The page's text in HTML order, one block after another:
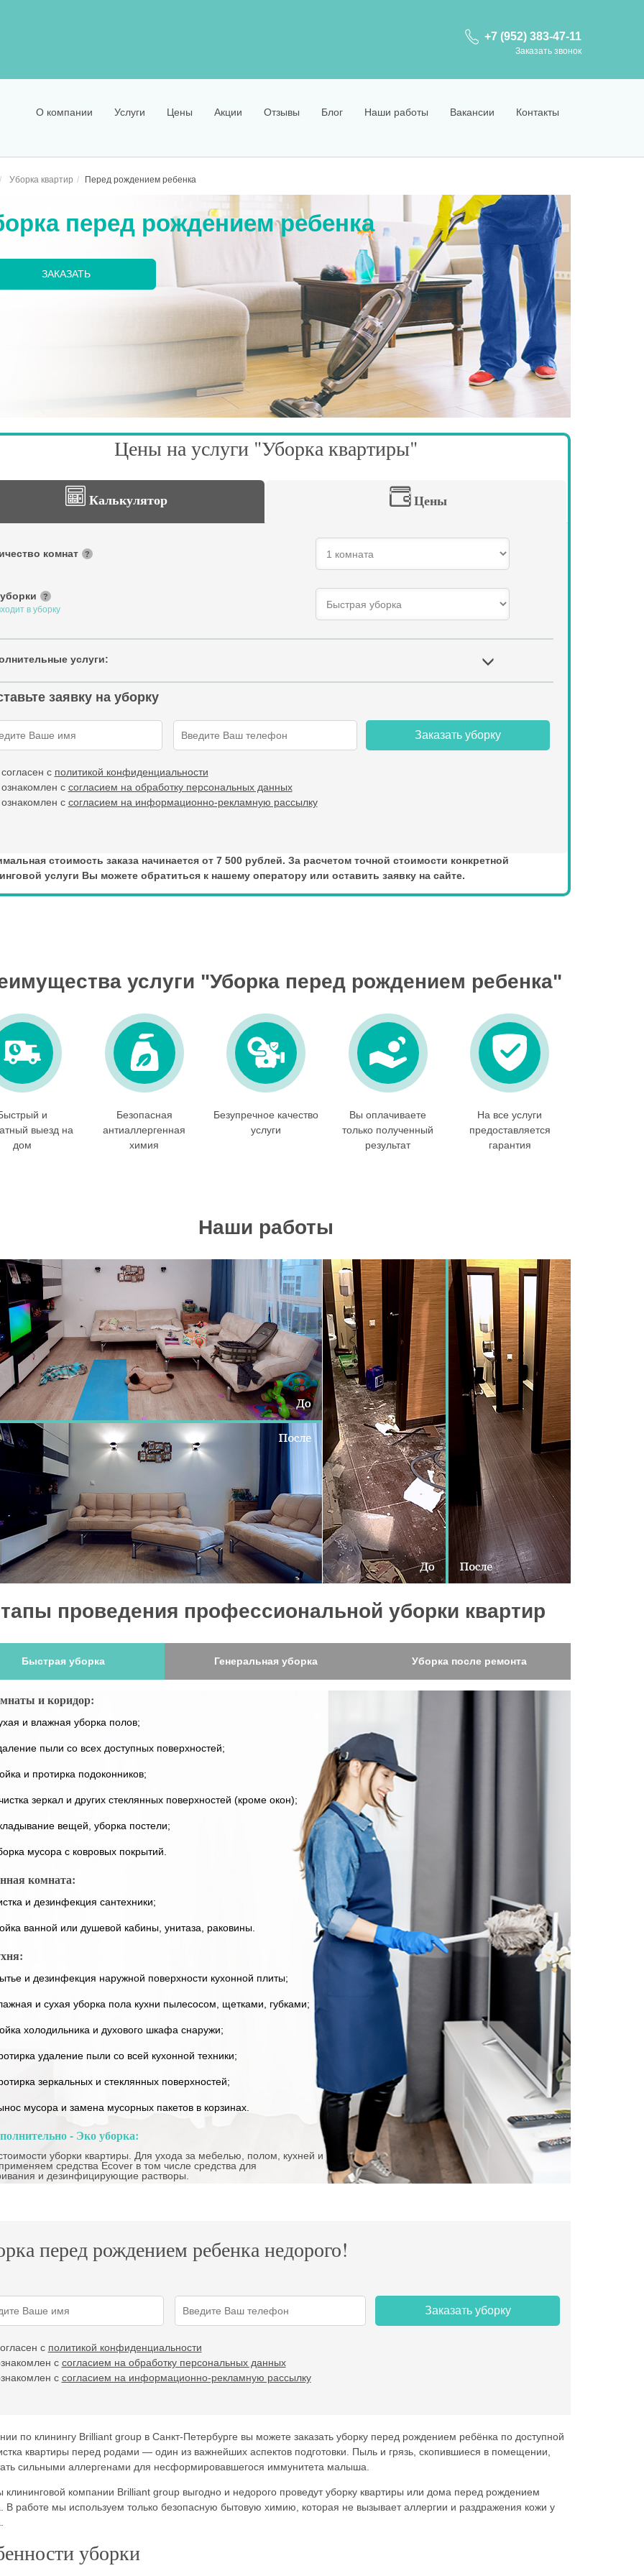
+7 (952) 383-47-11
Заказать звонок
О компании Услуги Цены Акции Отзывы Блог Наши работы Вакансии Контакты
ковров
564
квартиры
1364
диванов
1513
Уборка квартир Перед рождением ребенка
перед рождением ребенка
Цены на услуги "Уборка квартиры"
Калькулятор Цены
комнат ?
?
в уборку
услуги:
заявку на уборку
Заказать уборку
с политикой конфиденциальности
с согласием на обработку персональных данных
с согласием на информационно-рекламную рассылку
стоимость заказа начинается от 7 500 рублей. За расчетом точной стоимости конкретной
услуги Вы можете обратиться к нашему оператору или оставить заявку на сайте.
услуги "Уборка перед рождением ребенка"
и
выезд на
дом
Безопасная
антиаллергенная
химия
Безупречное качество
услуги
Вы оплачиваете
только полученный
результат
На все услуги
предоставляется
гарантия
Наши работы
проведения профессиональной уборки квартир
Быстрая уборка Генеральная уборка Уборка после ремонта
и коридор:
и влажная уборка полов;
пыли со всех доступных поверхностей;
и протирка подоконников;
зеркал и других стеклянных поверхностей (кроме окон);
вещей, уборка постели;
мусора с ковровых покрытий.
комната:
и дезинфекция сантехники;
ванной или душевой кабины, унитаза, раковины.
и дезинфекция наружной поверхности кухонной плиты;
и сухая уборка пола кухни пылесосом, щетками, губками;
холодильника и духового шкафа снаружи;
удаление пыли со всей кухонной техники;
зеркальных и стеклянных поверхностей;
мусора и замена мусорных пакетов в корзинах.
- Эко уборка:
уборки квартиры. Для ухода за мебелью, полом, кухней и
средства Ecover в том числе средства для
и дезинфицирующие растворы.
перед рождением ребенка недорого!
Заказать уборку
с политикой конфиденциальности
с согласием на обработку персональных данных
с согласием на информационно-рекламную рассылку
по клинингу Brilliant group в Санкт-Петербурге вы можете заказать уборку перед рождением ребёнка по доступной
квартиры перед родами — один из важнейших аспектов подготовки. Пыль и грязь, скопившиеся в помещении,
сильными аллергенами для несформировавшегося иммунитета малыша.
клининговой компании Brilliant group выгодно и недорого проведут уборку квартиры или дома перед рождением
В работе мы используем только безопасную бытовую химию, которая не вызывает аллергии и раздражения кожи у
уборки